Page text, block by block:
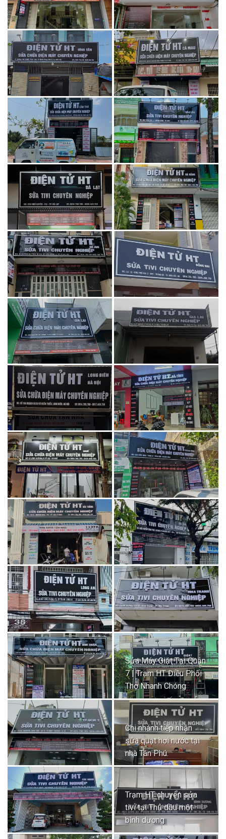
Sửa Máy Giặt Tại Quận
7 | Trạm HT Điều Phối
Thợ Nhanh Chóng
Chi nhánh tiếp nhận
sửa quạt hơi nước tại
nhà Tân Phú.
Trạm HT chuyên sửa
tivi tại Thủ dầu một
bình dương